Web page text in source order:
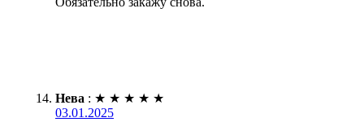
Нева : ★ ★ ★ ★ ★
03.01.2025